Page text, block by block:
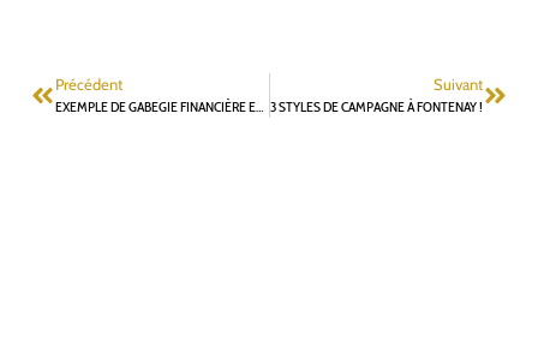
Précédent
EXEMPLE DE GABEGIE FINANCIÈRE ET ENVIRONNEMENTALE DE LA MUNICIPALITÉ ACTUELLE
Suivant
3 STYLES DE CAMPAGNE À FONTENAY !